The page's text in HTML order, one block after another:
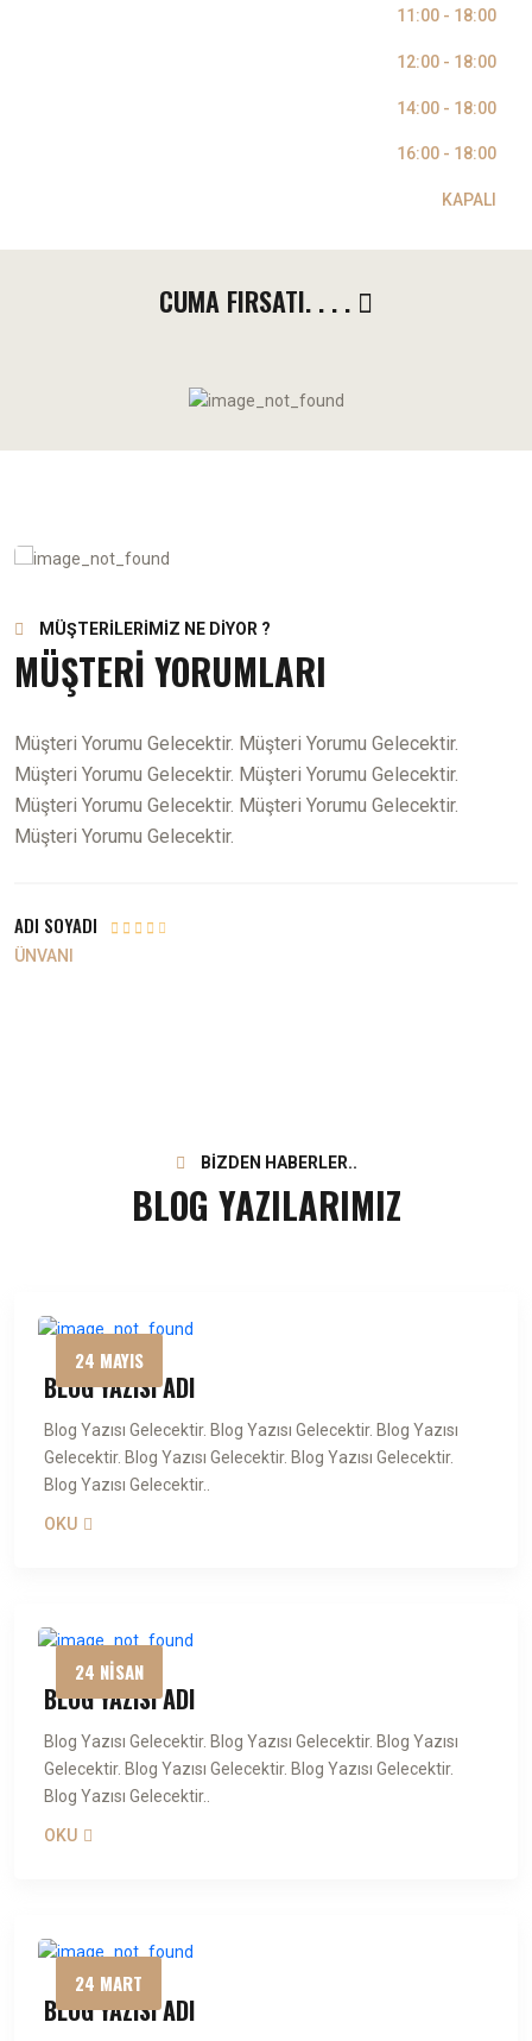
11:00 - 18:00
12:00 - 18:00
14:00 - 18:00
16:00 - 18:00
KAPALI
CUMA FIRSATI. . . .
MÜŞTERİLERİMİZ NE DİYOR ?
MÜŞTERİ YORUMLARI
Müşteri Yorumu Gelecektir. Müşteri Yorumu Gelecektir.
Müşteri Yorumu Gelecektir. Müşteri Yorumu Gelecektir.
Müşteri Yorumu Gelecektir. Müşteri Yorumu Gelecektir.
Müşteri Yorumu Gelecektir.
ADI SOYADI
ÜNVANI
BİZDEN HABERLER..
BLOG YAZILARIMIZ
24 MAYIS
BLOG YAZISI ADI
Blog Yazısı Gelecektir. Blog Yazısı Gelecektir. Blog Yazısı
Gelecektir. Blog Yazısı Gelecektir. Blog Yazısı Gelecektir.
Blog Yazısı Gelecektir..
OKU
24 NİSAN
BLOG YAZISI ADI
Blog Yazısı Gelecektir. Blog Yazısı Gelecektir. Blog Yazısı
Gelecektir. Blog Yazısı Gelecektir. Blog Yazısı Gelecektir.
Blog Yazısı Gelecektir..
OKU
24 MART
BLOG YAZISI ADI